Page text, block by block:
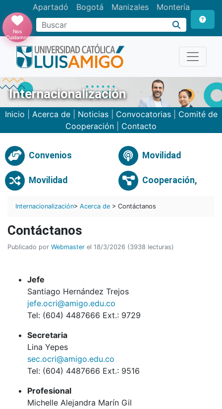
Apartadó Bogotá Manizales Montería
Buscar
Nos
Cuidamos
Internacionalización
Inicio Acerca de| Noticias| Convocatorias| Comité de
Cooperación
Contacto
Convenios Movilidad
Movilidad Cooperación,
Internacionalización> Acerca de > Contáctanos
Contáctanos
Publicado por Webmaster el 18/3/2026 (3938 lecturas)
Jefe
Santiago Hernández Trejos
jefe.ocri@amigo.edu.co
Tel: (604) 4487666 Ext.: 9729
Secretaria
Lina Yepes
sec.ocri@amigo.edu.co
Tel: (604) 4487666 Ext.: 9516
Profesional
Michelle Alejandra Marín Gil